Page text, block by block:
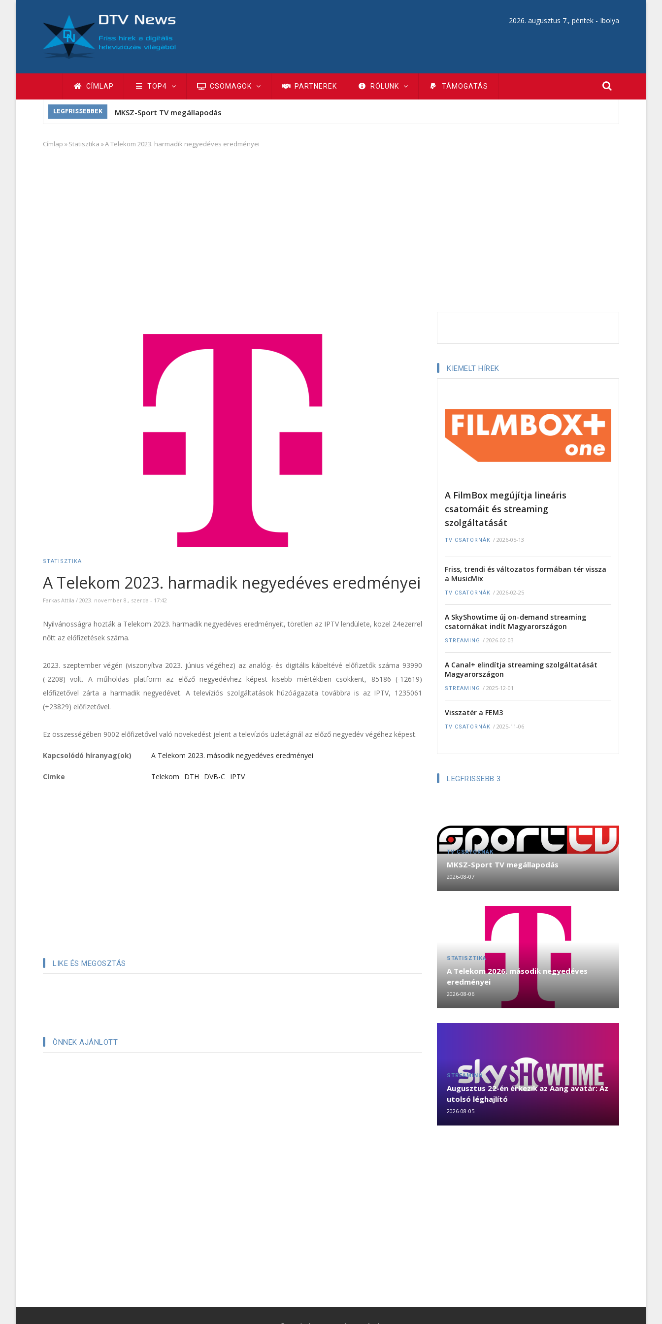
tartalomra
2026. augusztus 7., péntek - Ibolya
Fő
navigáció
CÍMLAP TOP4 CSOMAGOK PARTNEREK RÓLUNK TÁMOGATÁS
LEGFRISSEBBEK MKSZ-Sport TV megállapodás
Morzsa
Címlap »Statisztika »A Telekom 2023. harmadik negyedéves eredményei
STATISZTIKA
A Telekom 2023. harmadik negyedéves eredményei
Farkas Attila / 2023. november 8., szerda - 17:42
Nyilvánosságra hozták a Telekom 2023. harmadik negyedéves eredményeit, töretlen az IPTV lendülete, közel 24ezerrel
nőtt az előfizetések száma.
2023. szeptember végén (viszonyítva 2023. június végéhez) az analóg- és digitális kábeltévé előfizetők száma 93990
(-2208) volt. A műholdas platform az előző negyedévhez képest kisebb mértékben csökkent, 85186 (-12619)
előfizetővel zárta a harmadik negyedévet. A televíziós szolgáltatások húzóágazata továbbra is az IPTV, 1235061
(+23829) előfizetővel.
Ez összességében 9002 előfizetővel való növekedést jelent a televíziós üzletágnál az előző negyedév végéhez képest.
Kapcsolódó híranyag(ok) A Telekom 2023. második negyedéves eredményei
Címke Telekom DTH DVB-C IPTV
LIKE ÉS MEGOSZTÁS
ÖNNEK AJÁNLOTT
KIEMELT HÍREK
A FilmBox megújítja lineáris
csatornáit és streaming
szolgáltatását
TV CSATORNÁK / 2026-05-13
Friss, trendi és változatos formában tér vissza
a MusicMix
TV CSATORNÁK / 2026-02-25
A SkyShowtime új on-demand streaming
csatornákat indít Magyarországon
STREAMING / 2026-02-03
A Canal+ elindítja streaming szolgáltatását
Magyarországon
STREAMING / 2025-12-01
Visszatér a FEM3
TV CSATORNÁK / 2025-11-06
LEGFRISSEBB 3
TV CSATORNÁK
MKSZ-Sport TV megállapodás
2026-08-07
STATISZTIKA
A Telekom 2026. második negyedéves
eredményei
2026-08-06
STREAMING
Augusztus 22-én érkezik az Aang avatár: Az
utolsó léghajlító
2026-08-05